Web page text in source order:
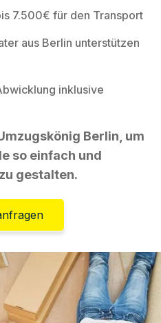
7.500€ für den Transport
aus Berlin unterstützen
inklusive
Berlin, um
so einfach und
gestalten.